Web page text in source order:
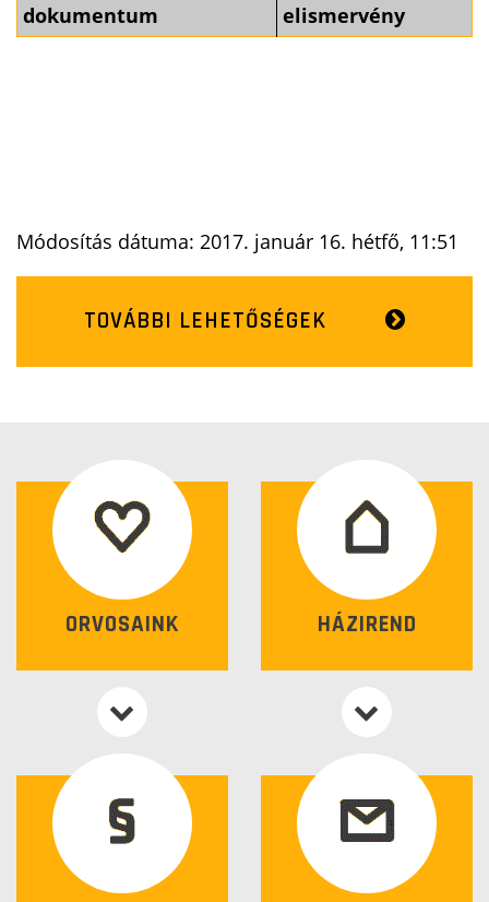
dokumentum
elismervény
Módosítás dátuma: 2017. január 16. hétfő, 11:51
TOVÁBBI LEHETŐSÉGEK
ORVOSAINK HÁZIREND